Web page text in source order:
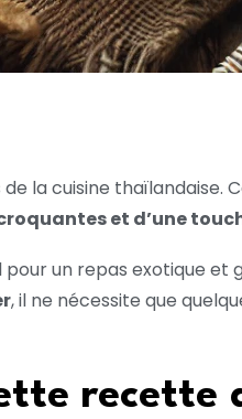
la cuisine thaïlandaise.
et d’une
un repas exotique et
, il ne nécessite que
recette